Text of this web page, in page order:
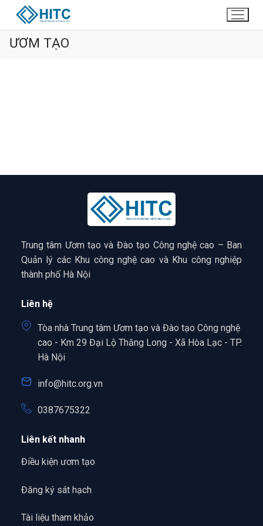
ƯƠM TẠO
Trung tâm Ươm tạo và Đào tạo Công nghệ cao – Ban
Quản lý các Khu công nghệ cao và Khu công nghiệp
thành phố Hà Nội
Liên hệ
Tòa nhà Trung tâm Ươm tạo và Đào tạo Công nghệ
cao - Km 29 Đại Lộ Thăng Long - Xã Hòa Lạc - TP.
Hà Nội
info@hitc.org.vn
0387675322
Liên kết nhanh
Điều kiện ươm tạo
Đăng ký sát hạch
Tài liệu tham khảo